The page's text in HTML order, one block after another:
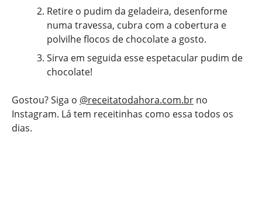
Retire o pudim da geladeira, desenforme
numa travessa, cubra com a cobertura e
polvilhe flocos de chocolate a gosto.
Sirva em seguida esse espetacular pudim de
chocolate!
Gostou? Siga o @receitatodahora.com.br no
Instagram. Lá tem receitinhas como essa todos os
dias.